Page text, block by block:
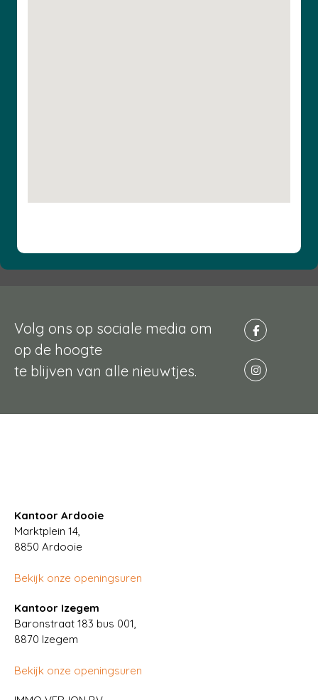
Volg ons op sociale media om
op de hoogte
te blijven van alle nieuwtjes.
Kantoor Ardooie
Marktplein 14,
8850 Ardooie
Bekijk onze openingsuren
Kantoor Izegem
Baronstraat 183 bus 001,
8870 Izegem
Bekijk onze openingsuren